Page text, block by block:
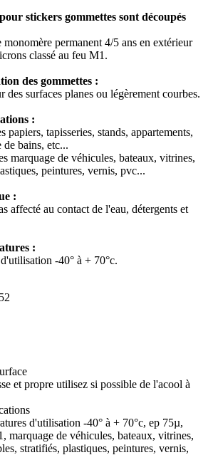
stickers gommettes sont découpés
permanent 4/5 ans en extérieur
classé au feu M1.
des gommettes :
des surfaces planes ou légèrement courbes.
:
tapisseries, stands, appartements,
de bains, etc...
marquage de véhicules, bateaux, vitrines,
peintures, vernis, pvc...
:
affecté au contact de l'eau, détergents et
:
-40° à + 70°c.
et propre utilisez si possible de l'acool à
d'utilisation -40° à + 70°c, ep 75µ,
marquage de véhicules, bateaux, vitrines,
stratifiés, plastiques, peintures, vernis,